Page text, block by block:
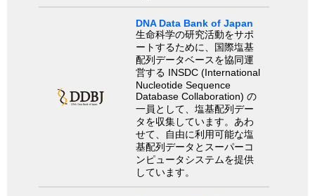
DNA Data Bank of Japan
生命科学の研究活動をサポ
ートするために、国際塩基
配列データベースを協同運
営する INSDC (International
Nucleotide Sequence
Database Collaboration) の
一員として、塩基配列デー
タを収集しています。あわ
せて、自由に利用可能な塩
基配列データとスーパーコ
ンピュータシステムを提供
しています。